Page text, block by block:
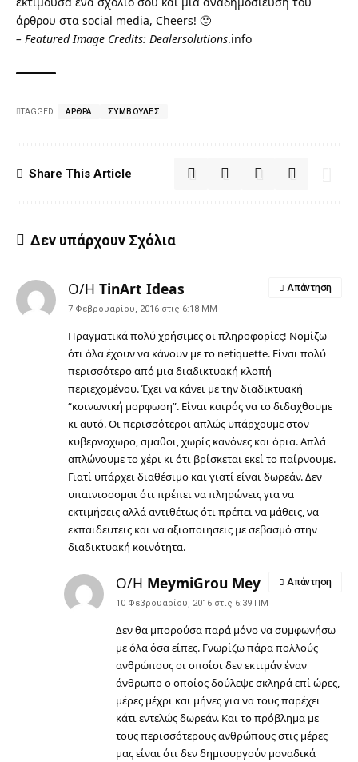
άρθρου στα social media, Cheers! 🙂
– Featured Image Credits: Dealersolutions.info
TAGGED: ΆΡΘΡΑ ΣΥΜΒΟΥΛΈΣ
Share This Article
Δεν υπάρχουν Σχόλια
Ο/Η TinArt Ideas
7 Φεβρουαρίου, 2016 στις 6:18 ΜΜ
Πραγματικά πολύ χρήσιμες οι πληροφορίες! Νομίζω
ότι όλα έχουν να κάνουν με το netiquette. Είναι πολύ
περισσότερο από μια διαδικτυακή κλοπή
περιεχομένου. Έχει να κάνει με την διαδικτυακή
“κοινωνική μορφωση”. Είναι καιρός να το διδαχθουμε
κι αυτό. Οι περισσότεροι απλώς υπάρχουμε στον
κυβερνοχωρο, αμαθοι, χωρίς κανόνες και όρια. Απλά
απλώνουμε το χέρι κι ότι βρίσκεται εκεί το παίρνουμε.
Γιατί υπάρχει διαθέσιμο και γιατί είναι δωρεάν. Δεν
υπαινισσομαι ότι πρέπει να πληρώνεις για να
εκτιμήσεις αλλά αντιθέτως ότι πρέπει να μάθεις, να
εκπαιδευτεις και να αξιοποιησεις με σεβασμό στην
διαδικτυακή κοινότητα.
Απάντηση
Ο/Η MeymiGrou Mey
10 Φεβρουαρίου, 2016 στις 6:39 ΠΜ
Δεν θα μπορούσα παρά μόνο να συμφωνήσω
με όλα όσα είπες. Γνωρίζω πάρα πολλούς
ανθρώπους οι οποίοι δεν εκτιμάν έναν
άνθρωπο ο οποίος δούλεψε σκληρά επί ώρες,
μέρες μέχρι και μήνες για να τους παρέχει
κάτι εντελώς δωρεάν. Και το πρόβλημα με
τους περισσότερους ανθρώπους στις μέρες
μας είναι ότι δεν δημιουργούν μοναδικά
Απάντηση